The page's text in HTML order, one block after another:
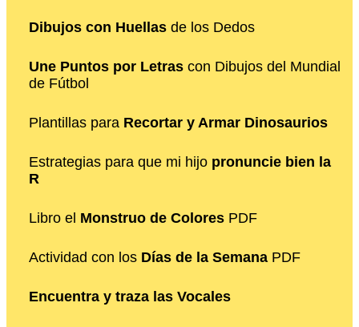
Dibujos con Huellas de los Dedos
Une Puntos por Letras con Dibujos del Mundial
de Fútbol
Plantillas para Recortar y Armar Dinosaurios
Estrategias para que mi hijo pronuncie bien la
R
Libro el Monstruo de Colores PDF
Actividad con los Días de la Semana PDF
Encuentra y traza las Vocales